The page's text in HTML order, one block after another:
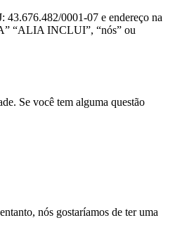
0001-07 e endereço na
“ALIA INCLUI”, “nós” ou
Se você tem alguma questão
nós gostaríamos de ter uma